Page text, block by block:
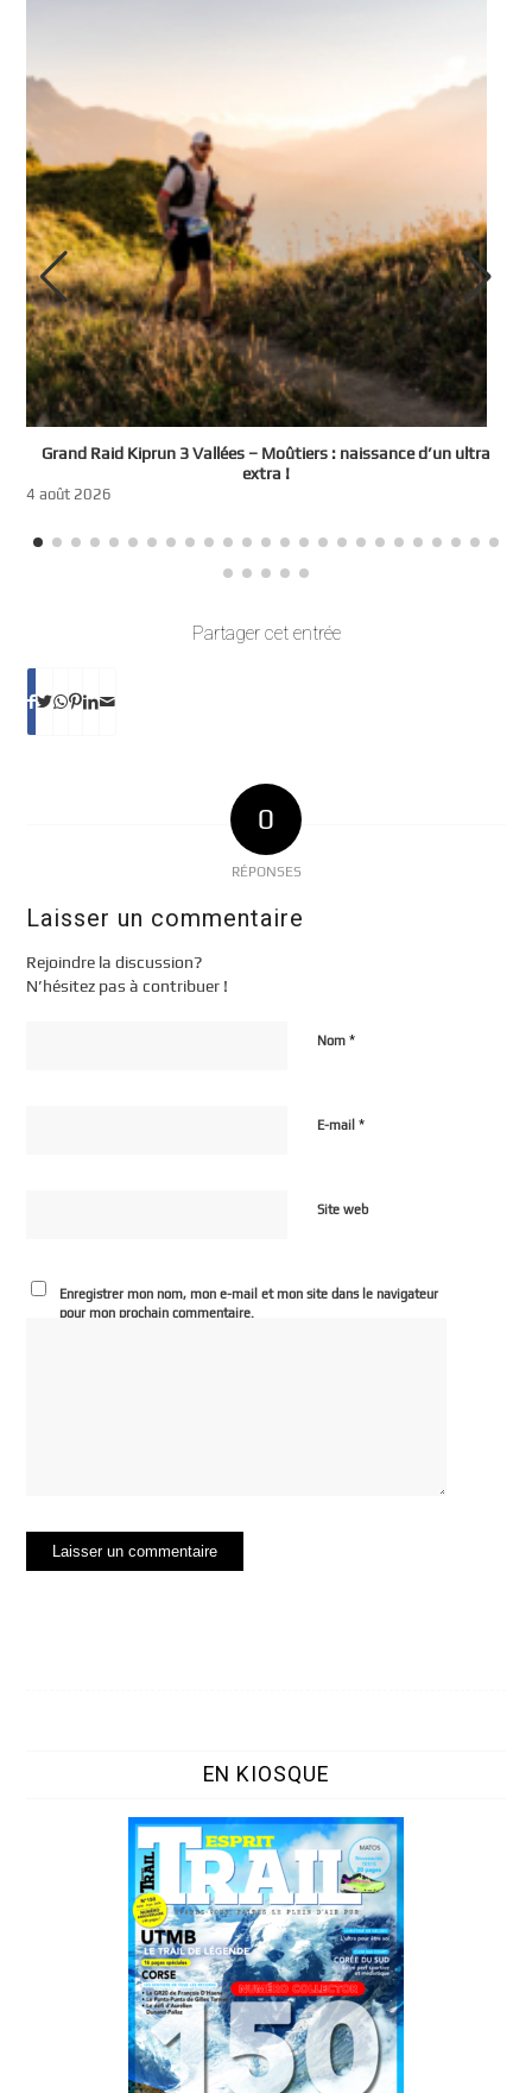
Grand Raid Kiprun 3 Vallées – Moûtiers : naissance d’un ultra
extra !
4 août 2026
Partager cet entrée
0
RÉPONSES
Laisser un commentaire
Rejoindre la discussion?
N’hésitez pas à contribuer !
Nom*
E-mail*
Site web
Enregistrer mon nom, mon e-mail et mon site dans le navigateur
pour mon prochain commentaire.
EN KIOSQUE